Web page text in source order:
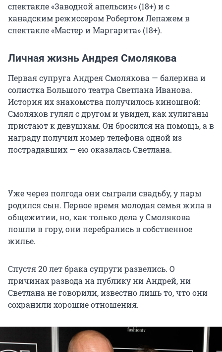
спектакле «Заводной апельсин» (18+) и с
канадским режиссером Робертом Лепажем в
спектакле «Мастер и Маргарита» (18+).
Личная жизнь Андрея Смолякова
Первая супруга Андрея Смолякова — балерина и
солистка Большого театра Светлана Иванова.
История их знакомства получилось киношной:
Смоляков гулял с другом и увидел, как хулиганы
пристают к девушкам. Он бросился на помощь, а в
награду получил номер телефона одной из
пострадавших — ею оказалась Светлана.
Уже через полгода они сыграли свадьбу, у пары
родился сын. Первое время молодая семья жила в
общежитии, но, как только дела у Смолякова
пошли в гору, они перебрались в собственное
жилье.
Спустя 20 лет брака супруги развелись. О
причинах развода на публику ни Андрей, ни
Светлана не говорили, известно лишь то, что они
сохранили хорошие отношения.